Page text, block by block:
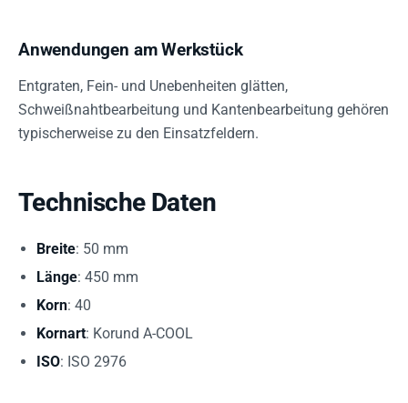
Anwendungen am Werkstück
Entgraten, Fein- und Unebenheiten glätten,
Schweißnahtbearbeitung und Kantenbearbeitung gehören
typischerweise zu den Einsatzfeldern.
Technische Daten
Breite: 50 mm
Länge: 450 mm
Korn: 40
Kornart: Korund A-COOL
ISO: ISO 2976